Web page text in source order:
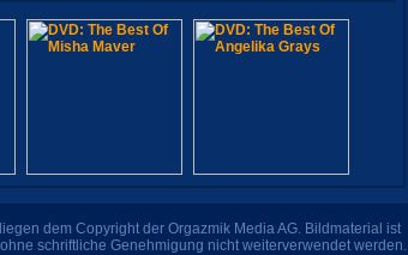
dem Copyright der Orgazmik Media AG. Bildmaterial ist
schriftliche Genehmigung nicht weiterverwendet werden.